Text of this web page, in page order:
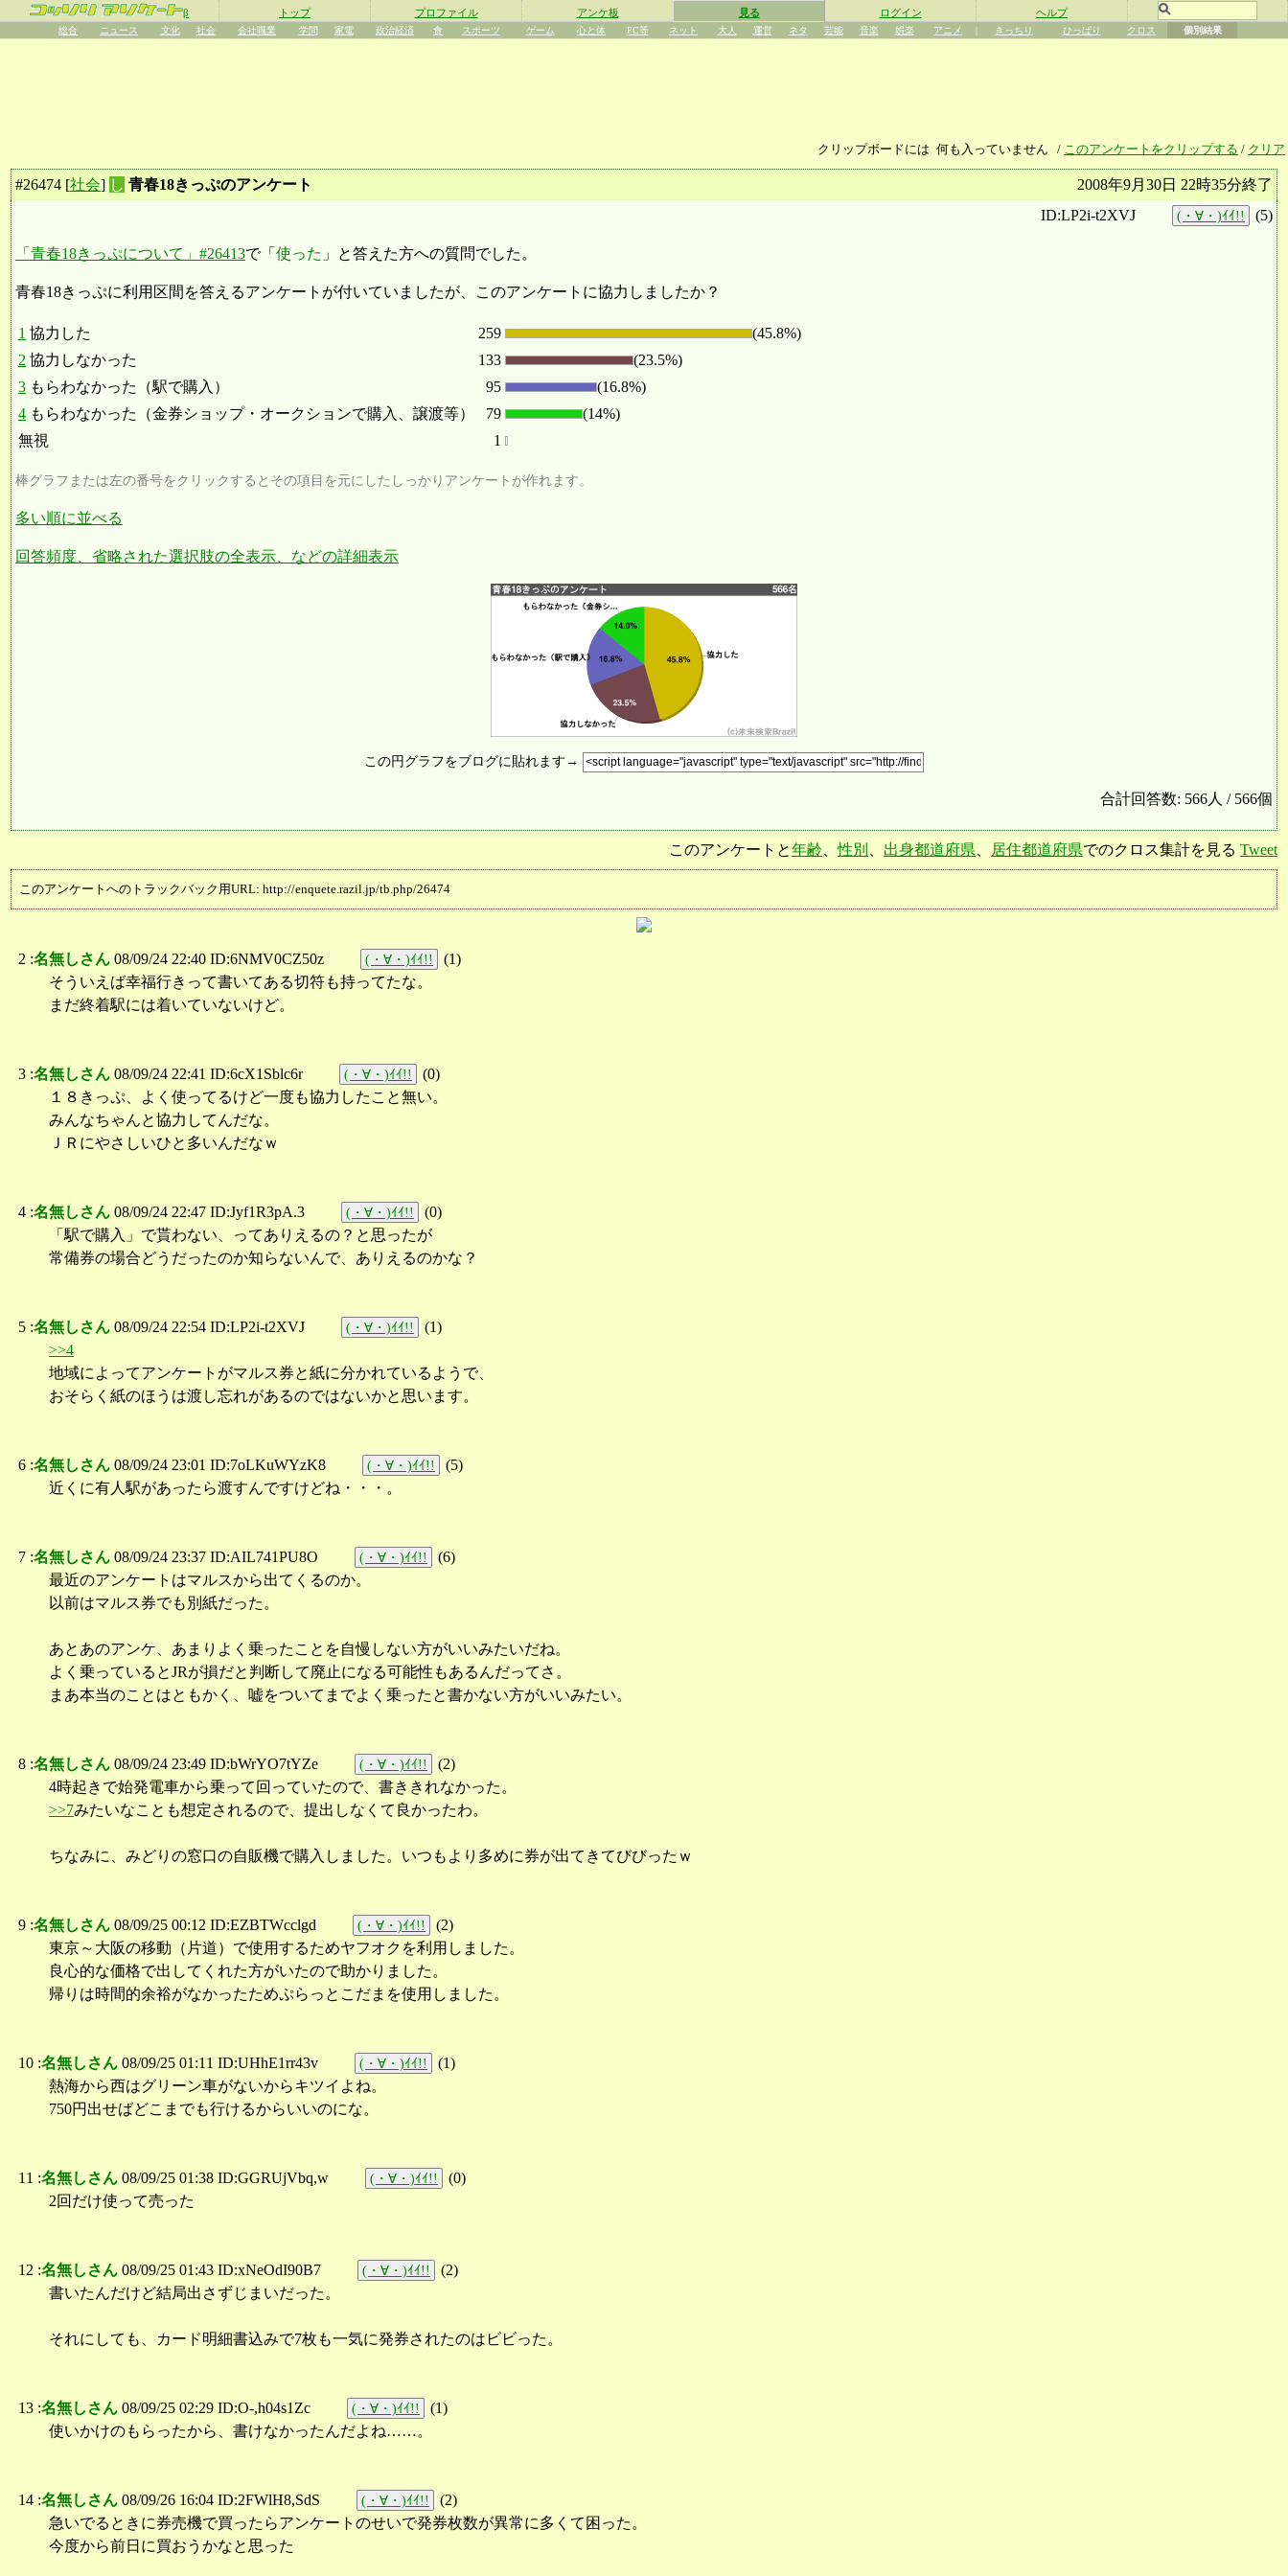
β トップ プロファイル アンケ板 見る ログイン ヘルプ
総合 ニュース 文化 社会 会社職業 学問 家電 政治経済 食 スポーツ ゲーム 心と体 PC等 ネット 大人 運営 ネタ 芸能 音楽 娯楽 アニメ | きっちり ひっぱり クロス 個別結果
クリップボードには 何も入っていません / このアンケートをクリップする / クリア
2008年9月30日 22時35分終了
#26474 [社会] し 青春18きっぷのアンケート
ID:LP2i-t2XVJ
(・∀・)ｲｲ!! (5)
「青春18きっぷについて」#26413で「 使った 」と答えた方への質問でした。
青春18きっぷに利用区間を答えるアンケートが付いていましたが、このアンケートに協力しましたか？
1 協力した 259
(45.8%)
2 協力しなかった 133
(23.5%)
3 もらわなかった（駅で購入） 95
(16.8%)
4 もらわなかった（金券ショップ・オークションで購入、譲渡等） 79
(14%)
無視
1
棒グラフまたは左の番号をクリックするとその項目を元にしたしっかりアンケートが作れます。
多い順に並べる
回答頻度、省略された選択肢の全表示、などの詳細表示
この円グラフをブログに貼れます→
合計回答数: 566人 / 566個
このアンケートと年齢 、性別 出身都道府県 居住都道府県でのクロス集計を見る Tweet
このアンケートへのトラックバック用URL: http://enquete.razil.jp/tb.php/26474
2 :名無しさん 08/09/24 22:40 ID:6NMV0CZ50z (・∀・)ｲｲ!! (1)
そういえば幸福行きって書いてある切符も持ってたな。
まだ終着駅には着いていないけど。
3 :名無しさん 08/09/24 22:41 ID:6cX1Sblc6r (・∀・)ｲｲ!! (0)
１８きっぷ、よく使ってるけど一度も協力したこと無い。
みんなちゃんと協力してんだな。
ＪＲにやさしいひと多いんだなｗ
4 :名無しさん 08/09/24 22:47 ID:Jyf1R3pA.3 (・∀・)ｲｲ!! (0)
「駅で購入」で貰わない、ってありえるの？と思ったが
常備券の場合どうだったのか知らないんで、ありえるのかな？
5 :名無しさん 08/09/24 22:54 ID:LP2i-t2XVJ (・∀・)ｲｲ!! (1)
>>4
地域によってアンケートがマルス券と紙に分かれているようで、
おそらく紙のほうは渡し忘れがあるのではないかと思います。
6 :名無しさん 08/09/24 23:01 ID:7oLKuWYzK8 (・∀・)ｲｲ!! (5)
近くに有人駅があったら渡すんですけどね・・・。
7 :名無しさん 08/09/24 23:37 ID:AIL741PU8O (・∀・)ｲｲ!! (6)
最近のアンケートはマルスから出てくるのか。
以前はマルス券でも別紙だった。
あとあのアンケ、あまりよく乗ったことを自慢しない方がいいみたいだね。
よく乗っているとJRが損だと判断して廃止になる可能性もあるんだってさ。
まあ本当のことはともかく、嘘をついてまでよく乗ったと書かない方がいいみたい。
8 :名無しさん 08/09/24 23:49 ID:bWrYO7tYZe (・∀・)ｲｲ!! (2)
4時起きで始発電車から乗って回っていたので、書ききれなかった。
>>7みたいなことも想定されるので、提出しなくて良かったわ。
ちなみに、みどりの窓口の自販機で購入しました。いつもより多めに券が出てきてびびったｗ
9 :名無しさん 08/09/25 00:12 ID:EZBTWcclgd (・∀・)ｲｲ!! (2)
東京～大阪の移動（片道）で使用するためヤフオクを利用しました。
良心的な価格で出してくれた方がいたので助かりました。
帰りは時間的余裕がなかったためぷらっとこだまを使用しました。
10 :名無しさん 08/09/25 01:11 ID:UHhE1rr43v (・∀・)ｲｲ!! (1)
熱海から西はグリーン車がないからキツイよね。
750円出せばどこまでも行けるからいいのにな。
11 :名無しさん 08/09/25 01:38 ID:GGRUjVbq,w (・∀・)ｲｲ!! (0)
2回だけ使って売った
12 :名無しさん 08/09/25 01:43 ID:xNeOdI90B7 (・∀・)ｲｲ!! (2)
書いたんだけど結局出さずじまいだった。
それにしても、カード明細書込みで7枚も一気に発券されたのはビビった。
13 :名無しさん 08/09/25 02:29 ID:O-,h04s1Zc (・∀・)ｲｲ!! (1)
使いかけのもらったから、書けなかったんだよね……。
14 :名無しさん 08/09/26 16:04 ID:2FWlH8,SdS (・∀・)ｲｲ!! (2)
急いでるときに券売機で買ったらアンケートのせいで発券枚数が異常に多くて困った。
今度から前日に買おうかなと思った